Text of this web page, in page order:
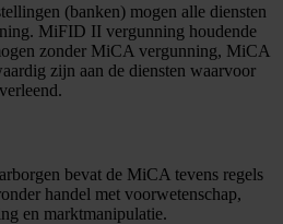
(banken) mogen alle diensten
MiFID II vergunning houdende
zonder MiCA vergunning, MiCA
zijn aan de diensten waarvoor
bevat de MiCA tevens regels
handel met voorwetenschap,
en marktmanipulatie.